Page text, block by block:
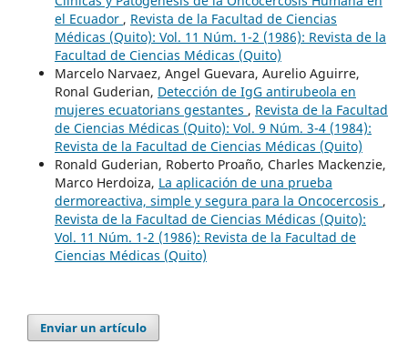
el Ecuador , Revista de la Facultad de Ciencias
Médicas (Quito): Vol. 11 Núm. 1-2 (1986): Revista de la
Facultad de Ciencias Médicas (Quito)
Marcelo Narvaez, Angel Guevara, Aurelio Aguirre,
Ronal Guderian, Detección de IgG antirubeola en
mujeres ecuatorians gestantes , Revista de la Facultad
de Ciencias Médicas (Quito): Vol. 9 Núm. 3-4 (1984):
Revista de la Facultad de Ciencias Médicas (Quito)
Ronald Guderian, Roberto Proaño, Charles Mackenzie,
Marco Herdoiza, La aplicación de una prueba
dermoreactiva, simple y segura para la Oncocercosis ,
Revista de la Facultad de Ciencias Médicas (Quito):
Vol. 11 Núm. 1-2 (1986): Revista de la Facultad de
Ciencias Médicas (Quito)
Enviar un artículo